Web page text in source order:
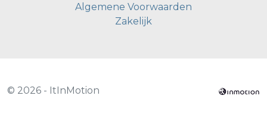
Algemene Voorwaarden
Zakelijk
© 2026 - ItInMotion